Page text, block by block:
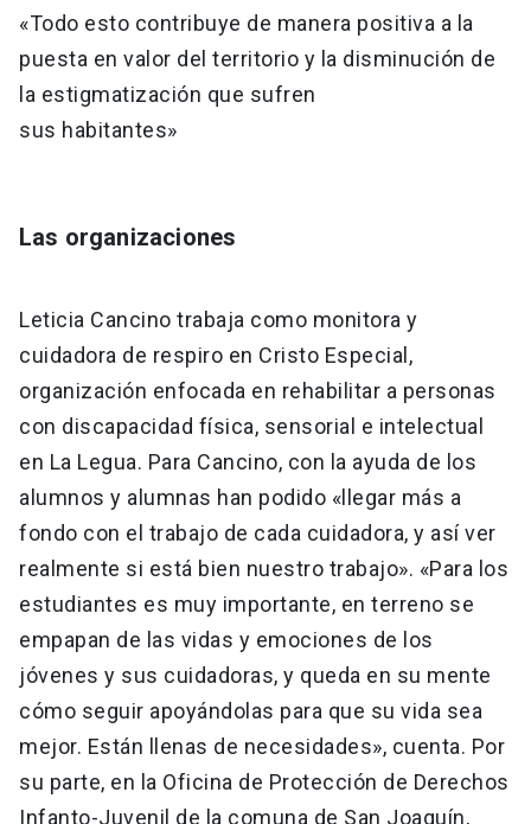
«Todo esto contribuye de manera positiva a la
puesta en valor del territorio y la disminución de
la estigmatización que sufren
sus habitantes»
Las organizaciones
Leticia Cancino trabaja como monitora y
cuidadora de respiro en Cristo Especial,
organización enfocada en rehabilitar a personas
con discapacidad física, sensorial e intelectual
en La Legua. Para Cancino, con la ayuda de los
alumnos y alumnas han podido «llegar más a
fondo con el trabajo de cada cuidadora, y así ver
realmente si está bien nuestro trabajo». «Para los
estudiantes es muy importante, en terreno se
empapan de las vidas y emociones de los
jóvenes y sus cuidadoras, y queda en su mente
cómo seguir apoyándolas para que su vida sea
mejor. Están llenas de necesidades», cuenta. Por
su parte, en la Oficina de Protección de Derechos
Infanto-Juvenil de la comuna de San Joaquín,